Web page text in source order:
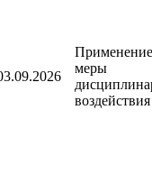
Применение
меры
воздействия